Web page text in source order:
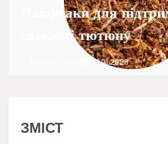
Лайфхаки для
свіжості тютюну
17.01.2026
ЗМІСТ